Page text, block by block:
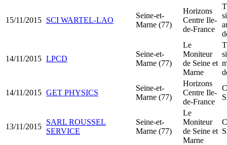
15/11/2015 SCI WARTEL-LAO
Seine-et-
Marne (77)
Horizons
Centre Ile-
de-France
14/11/2015 LPCD
Seine-et-
Marne (77)
Le
Moniteur
de Seine et
Marne
14/11/2015 GET PHYSICS
Seine-et-
Marne (77)
Horizons
Centre Ile-
de-France
13/11/2015
SARL ROUSSEL
SERVICE
Seine-et-
Marne (77)
Le
Moniteur
de Seine et
Marne